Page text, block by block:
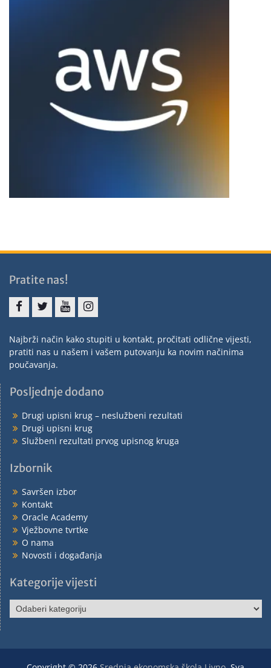
Pratite nas!
Najbrži način kako stupiti u kontakt, pročitati odlične vijesti,
pratiti nas u našem i vašem putovanju ka novim načinima
poučavanja.
Posljednje dodano
Drugi upisni krug – neslužbeni rezultati
Drugi upisni krug
Službeni rezultati prvog upisnog kruga
Izbornik
Savršen izbor
Kontakt
Oracle Academy
Vježbovne tvrtke
O nama
Novosti i događanja
Kategorije vijesti